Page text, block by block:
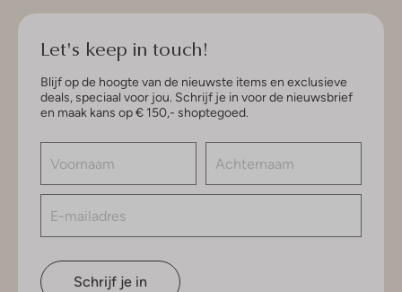
Let's keep in touch!
Blijf op de hoogte van de nieuwste items en exclusieve
deals, speciaal voor jou. Schrijf je in voor de nieuwsbrief
en maak kans op € 150,- shoptegoed.
Schrijf je in